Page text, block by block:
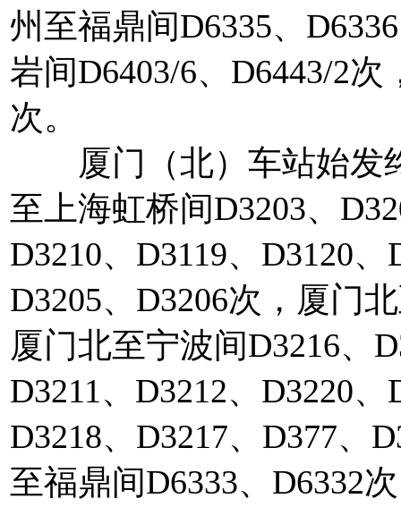
州至福鼎间D6335、
岩间D6403/6、D6443/2
次。
厦门（北）车站始发
至上海虹桥间D3203、
D3210、D3119、D3120
D3205、D3206次，厦门
厦门北至宁波间D3216、
D3211、D3212、D3220
D3218、D3217、D377、
至福鼎间D6333、D6332